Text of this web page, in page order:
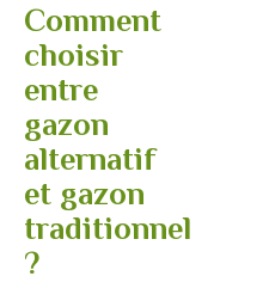
Comment
choisir
entre
gazon
alternatif
et gazon
traditionnel
?